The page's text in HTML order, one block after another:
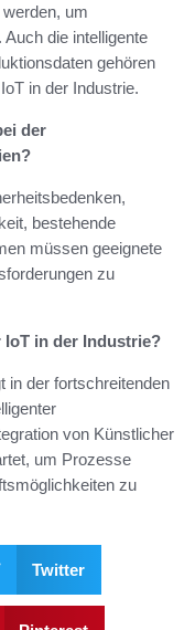
um
die intelligente
gehören
in der Industrie.
der
bestehende
müssen geeignete
zu
in der Industrie?
in der fortschreitenden
von Künstlicher
um Prozesse
zu
Twitter